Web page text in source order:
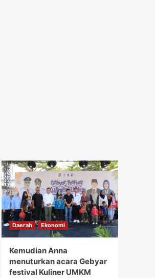
Daerah Ekonomi
Kemudian Anna
menuturkan acara Gebyar
festival Kuliner UMKM